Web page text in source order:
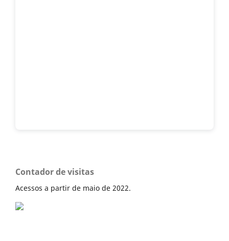
Contador de visitas
Acessos a partir de maio de 2022.